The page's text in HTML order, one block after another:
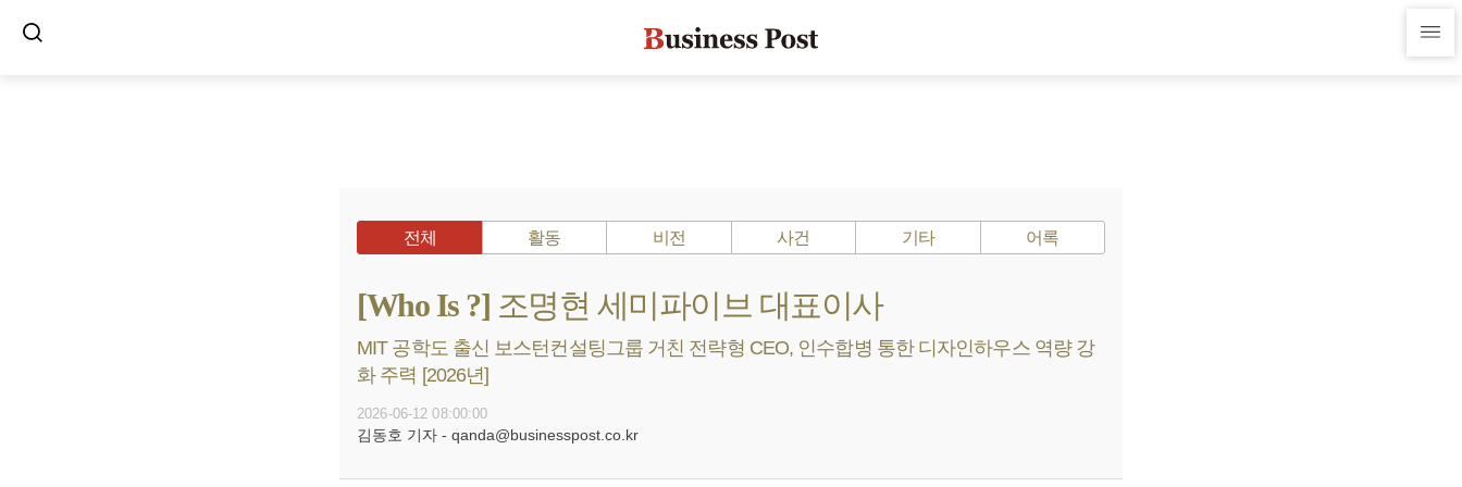
전체 활동 비전 사건 기타 어록
[Who Is ?] 조명현 세미파이브 대표이사
MIT 공학도 출신 보스턴컨설팅그룹 거친 전략형 CEO, 인수합병 통한 디자인하우스 역량 강
화 주력 [2026년]
2026-06-12 08:00:00
김동호 기자 - qanda@businesspost.co.kr